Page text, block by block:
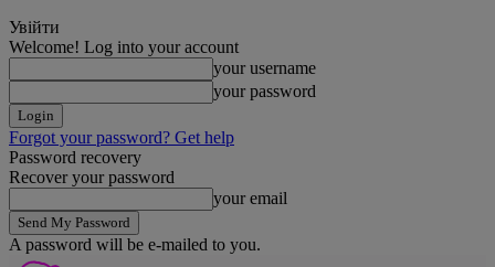
Увійти
Welcome! Log into your account
your username
your password
Forgot your password? Get help
Password recovery
Recover your password
your email
A password will be e-mailed to you.